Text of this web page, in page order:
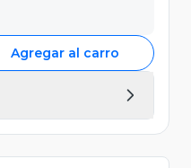
Agregar al carro